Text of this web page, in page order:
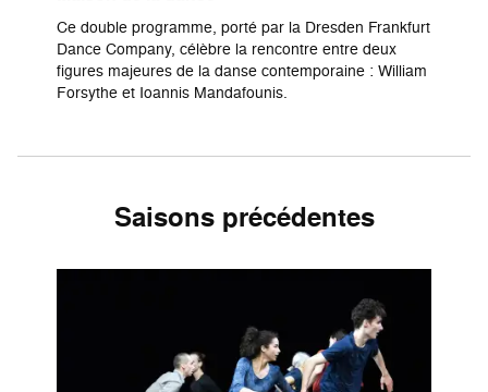
Ce double programme, porté par la Dresden Frankfurt
Dance Company, célèbre la rencontre entre deux
figures majeures de la danse contemporaine : William
Forsythe et Ioannis Mandafounis.
Saisons précédentes